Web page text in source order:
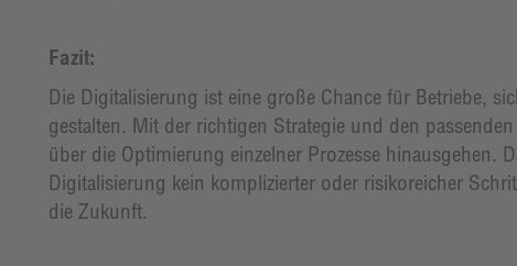
Fazit:
Die Digitalisierung ist eine große Chance für Betriebe,
gestalten. Mit der richtigen Strategie und den
über die Optimierung einzelner Prozesse hinausgehen.
Digitalisierung kein komplizierter oder risikoreicher
die Zukunft.